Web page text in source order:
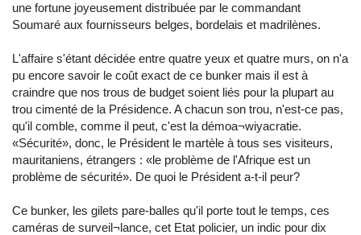
une fortune joyeusement distribuée par le commandant
Soumaré aux fournisseurs belges, bordelais et madrilènes.
L'affaire s'étant décidée entre quatre yeux et quatre murs, on n'a
pu encore savoir le coût exact de ce bunker mais il est à
craindre que nos trous de budget soient liés pour la plupart au
trou cimenté de la Présidence. A chacun son trou, n'est-ce pas,
qu'il comble, comme il peut, c'est la démoa¬wiyacratie.
«Sécurité», donc, le Président le martèle à tous ses visiteurs,
mauritaniens, étrangers : «le problème de l'Afrique est un
problème de sécurité». De quoi le Président a-t-il peur?
Ce bunker, les gilets pare-balles qu'il porte tout le temps, ces
caméras de surveil¬lance, cet Etat policier, un indic pour dix